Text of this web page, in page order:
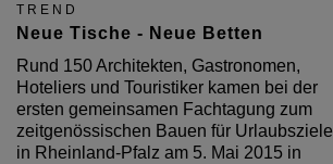
TREND
Neue Tische - Neue Betten
Rund 150 Architekten, Gastronomen,
Hoteliers und Touristiker kamen bei der
ersten gemeinsamen Fachtagung zum
zeitgenössischen Bauen für Urlaubsziele
in Rheinland-Pfalz am 5. Mai 2015 in